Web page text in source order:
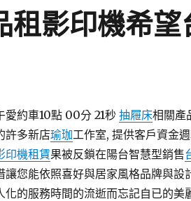
租影印機希
愛約車10點 00分 21秒 抽屜床相關產
許多新店瑜珈工作室, 提供客戶資金
印機租賃果被反鎖在陽台智慧型銷售
讓您能依照喜好與居家風格品牌與設
化的服務時間的流逝而忘記自已的